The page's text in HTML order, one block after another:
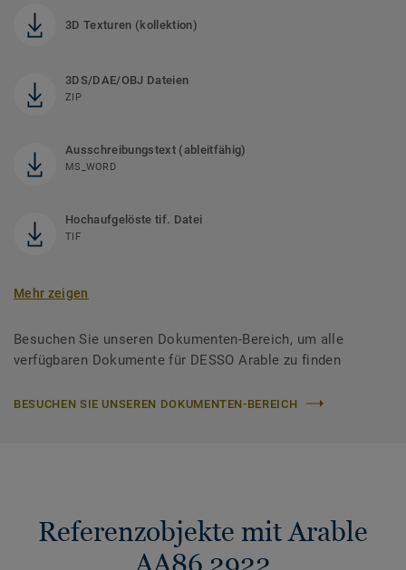
3D Texturen (kollektion)
3DS/DAE/OBJ Dateien
ZIP
Ausschreibungstext (ableitfähig)
MS_WORD
Hochaufgelöste tif. Datei
TIF
Mehr zeigen
Besuchen Sie unseren Dokumenten-Bereich, um alle
verfügbaren Dokumente für DESSO Arable zu finden
BESUCHEN SIE UNSEREN DOKUMENTEN-BEREICH
Referenzobjekte mit Arable
AA86 2922